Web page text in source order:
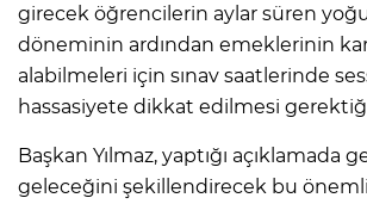
girecek öğrencilerin aylar süren
döneminin ardından emeklerinin
alabilmeleri için sınav saatlerinde
hassasiyete dikkat edilmesi
Başkan Yılmaz, yaptığı açıklamada
geleceğini şekillendirecek bu önemli